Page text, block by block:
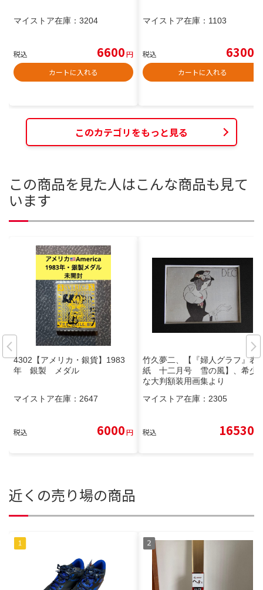
マイストア在庫： 3204
税込 6600円
カートに入れる
マイストア在庫： 1103
税込 6300
カートに入れる
このカテゴリをもっと見る
この商品を見た人はこんな商品も見て
います
4302【アメリカ・銀貨】1983
年 銀製 メダル
マイストア在庫： 2647
税込 6000円
竹久夢二、【『婦人グラフ』表
紙 十二月号 雪の風】、希少
な大判額装用画集より
マイストア在庫： 2305
税込 16530
近くの売り場の商品